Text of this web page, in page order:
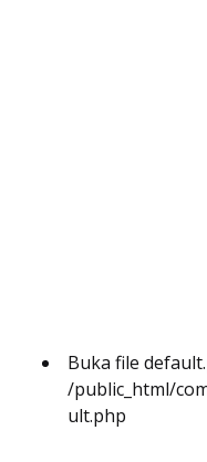
Buka file
/public_html/
ult.php